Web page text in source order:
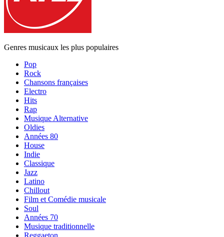
Genres musicaux les plus populaires
Pop
Rock
Chansons françaises
Electro
Hits
Rap
Musique Alternative
Oldies
Années 80
House
Indie
Classique
Jazz
Latino
Chillout
Film et Comédie musicale
Soul
Années 70
Musique traditionnelle